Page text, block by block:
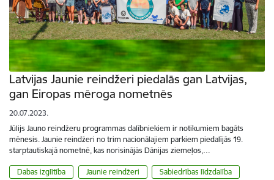
Latvijas Jaunie reindžeri piedalās gan Latvijas,
gan Eiropas mēroga nometnēs
20.07.2023.
Jūlijs Jauno reindžeru programmas dalībniekiem ir notikumiem bagāts
mēnesis. Jaunie reindžeri no trim nacionālajiem parkiem piedalījās 19.
starptautiskajā nometnē, kas norisinājās Dānijas ziemeļos,…
Dabas izglītība Jaunie reindžeri Sabiedrības līdzdalība